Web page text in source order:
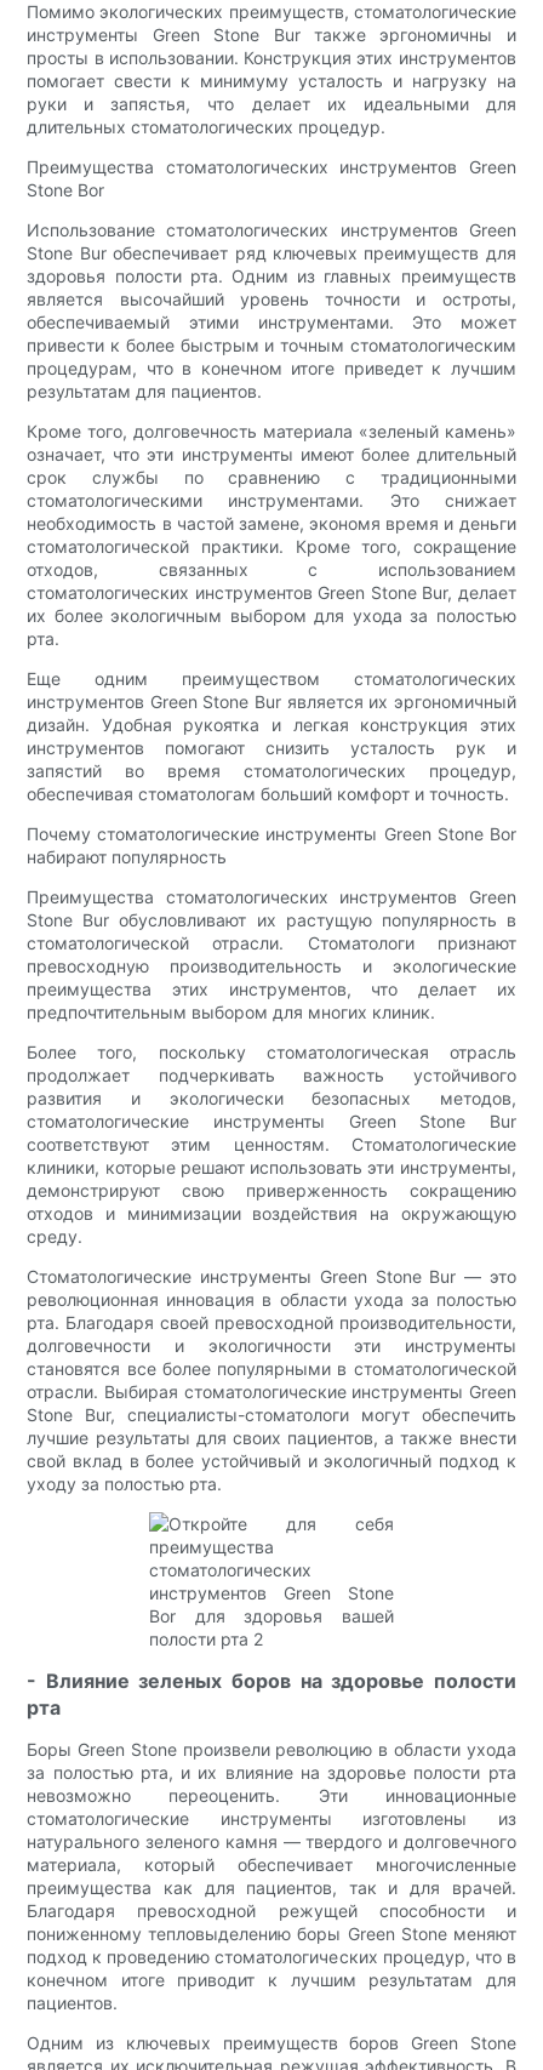
Помимо экологических преимуществ, стоматологические
инструменты Green Stone Bur также эргономичны и
просты в использовании. Конструкция этих инструментов
помогает свести к минимуму усталость и нагрузку на
руки и запястья, что делает их идеальными для
длительных стоматологических процедур.
Преимущества стоматологических инструментов Green
Stone Bor
Использование стоматологических инструментов Green
Stone Bur обеспечивает ряд ключевых преимуществ для
здоровья полости рта. Одним из главных преимуществ
является высочайший уровень точности и остроты,
обеспечиваемый этими инструментами. Это может
привести к более быстрым и точным стоматологическим
процедурам, что в конечном итоге приведет к лучшим
результатам для пациентов.
Кроме того, долговечность материала «зеленый камень»
означает, что эти инструменты имеют более длительный
срок службы по сравнению с традиционными
стоматологическими инструментами. Это снижает
необходимость в частой замене, экономя время и деньги
стоматологической практики. Кроме того, сокращение
отходов, связанных с использованием
стоматологических инструментов Green Stone Bur, делает
их более экологичным выбором для ухода за полостью
рта.
Еще одним преимуществом стоматологических
инструментов Green Stone Bur является их эргономичный
дизайн. Удобная рукоятка и легкая конструкция этих
инструментов помогают снизить усталость рук и
запястий во время стоматологических процедур,
обеспечивая стоматологам больший комфорт и точность.
Почему стоматологические инструменты Green Stone Bor
набирают популярность
Преимущества стоматологических инструментов Green
Stone Bur обусловливают их растущую популярность в
стоматологической отрасли. Стоматологи признают
превосходную производительность и экологические
преимущества этих инструментов, что делает их
предпочтительным выбором для многих клиник.
Более того, поскольку стоматологическая отрасль
продолжает подчеркивать важность устойчивого
развития и экологически безопасных методов,
стоматологические инструменты Green Stone Bur
соответствуют этим ценностям. Стоматологические
клиники, которые решают использовать эти инструменты,
демонстрируют свою приверженность сокращению
отходов и минимизации воздействия на окружающую
среду.
Стоматологические инструменты Green Stone Bur — это
революционная инновация в области ухода за полостью
рта. Благодаря своей превосходной производительности,
долговечности и экологичности эти инструменты
становятся все более популярными в стоматологической
отрасли. Выбирая стоматологические инструменты Green
Stone Bur, специалисты-стоматологи могут обеспечить
лучшие результаты для своих пациентов, а также внести
свой вклад в более устойчивый и экологичный подход к
уходу за полостью рта.
- Влияние зеленых боров на здоровье полости
рта
Боры Green Stone произвели революцию в области ухода
за полостью рта, и их влияние на здоровье полости рта
невозможно переоценить. Эти инновационные
стоматологические инструменты изготовлены из
натурального зеленого камня — твердого и долговечного
материала, который обеспечивает многочисленные
преимущества как для пациентов, так и для врачей.
Благодаря превосходной режущей способности и
пониженному тепловыделению боры Green Stone меняют
подход к проведению стоматологических процедур, что в
конечном итоге приводит к лучшим результатам для
пациентов.
Одним из ключевых преимуществ боров Green Stone